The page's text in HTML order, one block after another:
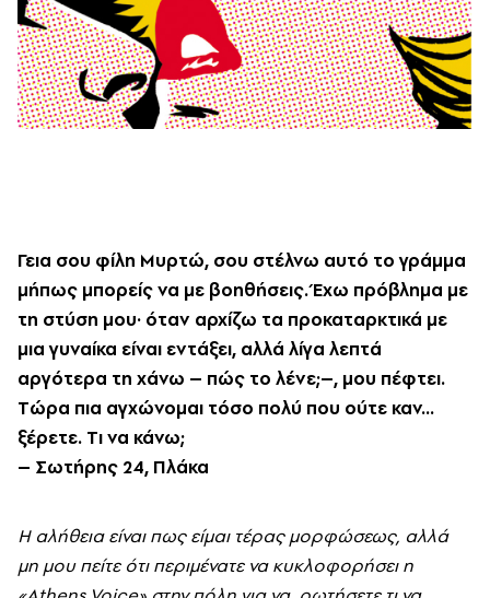
Γεια σου φίλη Mυρτώ, σου στέλνω αυτό το γράμμα
μήπως μπορείς να με βοηθήσεις. Έχω πρόβλημα με
τη στύση μου· όταν αρχίζω τα προκαταρκτικά με
μια γυναίκα είναι εντάξει, αλλά λίγα λεπτά
αργότερα τη χάνω – πώς το λένε;–, μου πέφτει.
Tώρα πια αγχώνομαι τόσο πολύ που ούτε καν...
ξέρετε. Tι να κάνω;
– Σωτήρης 24, Πλάκα
H αλήθεια είναι πως είμαι τέρας μορφώσεως, αλλά
μη μου πείτε ότι περιμένατε να κυκλοφορήσει η